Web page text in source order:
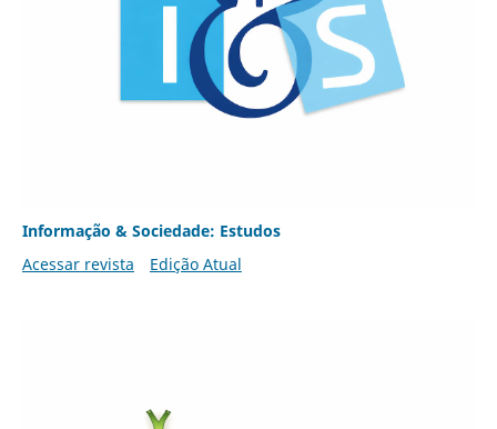
Informação & Sociedade: Estudos
Acessar revista
Edição Atual